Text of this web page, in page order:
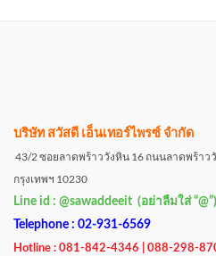
บริษัท สวัสดี เอ็นเทอร์ไพรซ์ จำกัด
43/2 ซอยลาดพร้าววังหิน 16 ถนนลาดพร้าว
กรุงเทพฯ 10230
Line id : @sawaddeeit (อย่าลืมใส่ “@”)
Telephone : 02-931-6569
Hotline : 081-842-4346 | 088-298-